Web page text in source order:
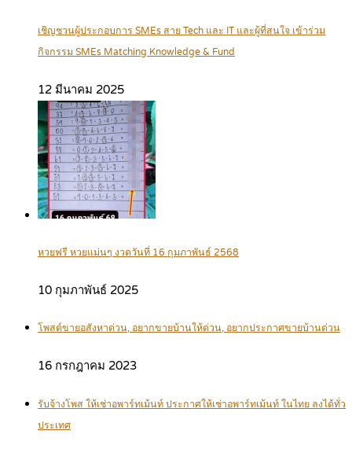
เชิญชวนผู้ประกอบการ SMEs สาย Tech และ IT และผู้ที่สนใจ เข้าร่วม
กิจกรรม SMEs Matching Knowledge & Fund
12 มีนาคม 2025
หวยฟรี หวยแม่นๆ งวดวันที่ 16 กุมภาพันธ์ 2568
10 กุมภาพันธ์ 2025
โพสต์ขายอสังหาด่วน, อยากขายบ้านให้ด่วน, อยากประกาศขายบ้านด่วน
16 กรกฎาคม 2023
รับจ้างโพส ให้เช่าอพาร์ทเม้นท์ ประกาศให้เช่าอพาร์ทเม้นท์ ในไทย ลงได้ทั่ว
ประเทศ